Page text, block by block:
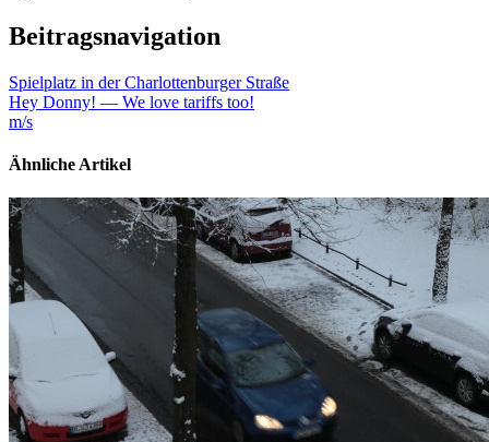
Beitragsnavigation
Spielplatz in der Charlottenburger Straße
Hey Donny! — We love tariffs too!
m/s
Ähnliche Artikel